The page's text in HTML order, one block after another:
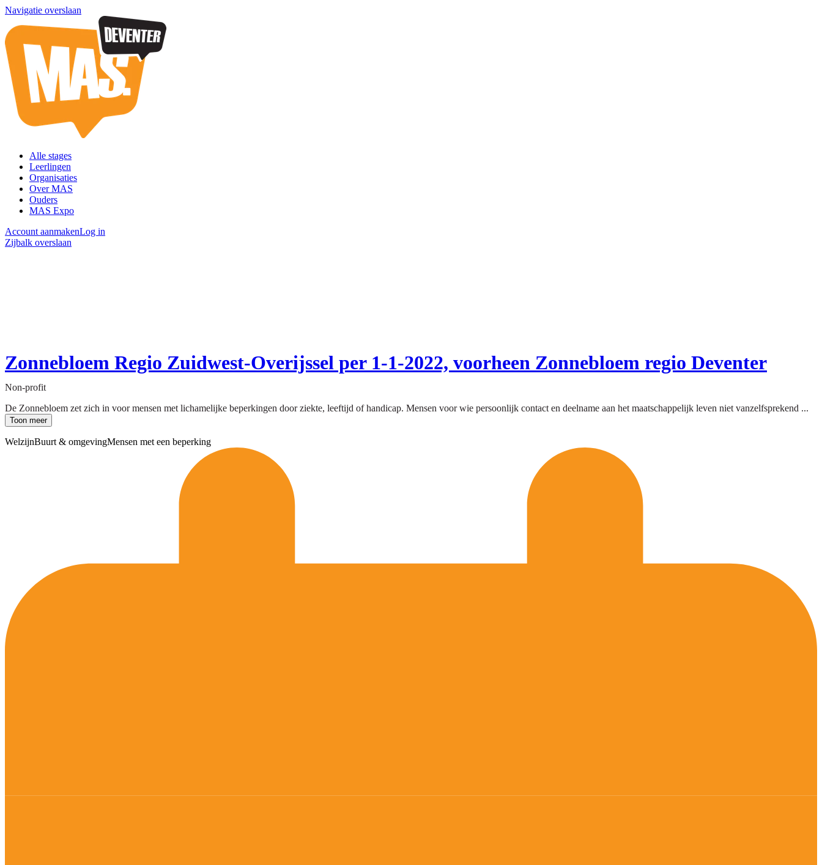
Navigatie overslaan
Alle stages
Leerlingen
Organisaties
Over MAS
Ouders
MAS Expo
Account aanmakenLog in
Zijbalk overslaan
Zonnebloem Regio Zuidwest-Overijssel per 1-1-2022, voorheen Zonnebloem regio Deventer
Non-profit
De Zonnebloem zet zich in voor mensen met lichamelijke beperkingen door ziekte, leeftijd of handicap. Mensen voor wie persoonlijk contact en deelname aan het maatschappelijk leven niet vanzelfsprekend ...
Toon meer
WelzijnBuurt & omgevingMensen met een beperking